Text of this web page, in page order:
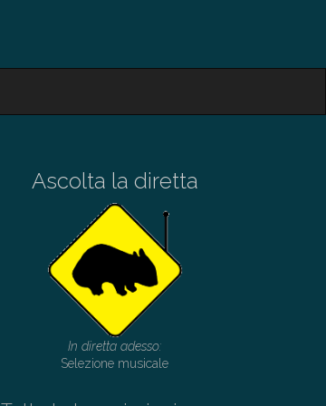
Ascolta la diretta
In diretta adesso:
Selezione musicale